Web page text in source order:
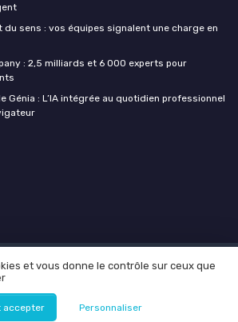
du sens : vos équipes signalent une charge en
: 2,5 milliards et 6 000 experts pour
Génia : L’IA intégrée au quotidien professionnel
Politique de confidentialité
Agence OPEN
© Digital Worker 2026
et vous donne le contrôle sur ceux que
accepter Personnaliser